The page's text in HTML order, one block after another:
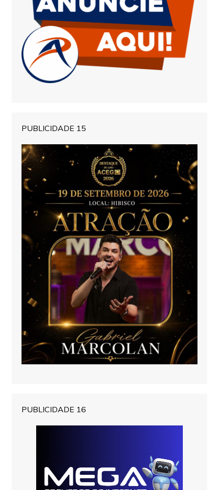
PUBLICIDADE 15
PUBLICIDADE 16